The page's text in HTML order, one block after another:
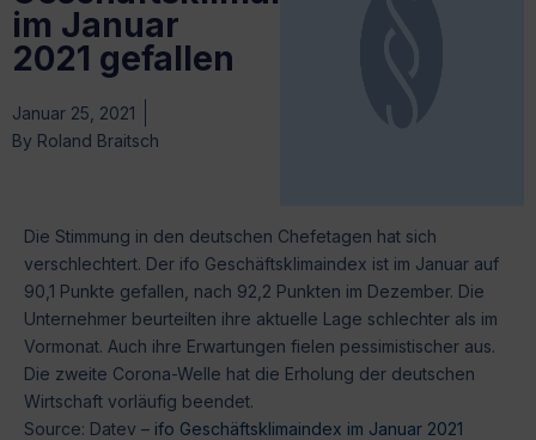
im Januar
2021 gefallen
Januar 25, 2021
By Roland Braitsch
Die Stimmung in den deutschen Chefetagen hat sich
verschlechtert. Der ifo Geschäftsklimaindex ist im Januar auf
90,1 Punkte gefallen, nach 92,2 Punkten im Dezember. Die
Unternehmer beurteilten ihre aktuelle Lage schlechter als im
Vormonat. Auch ihre Erwartungen fielen pessimistischer aus.
Die zweite Corona-Welle hat die Erholung der deutschen
Wirtschaft vorläufig beendet.
Source: Datev – ifo Geschäftsklimaindex im Januar 2021